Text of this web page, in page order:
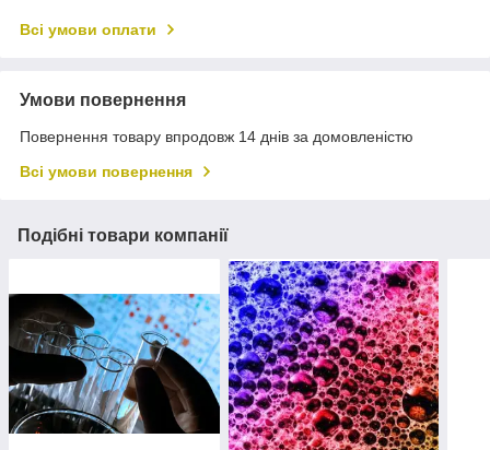
Всі умови оплати
Умови повернення
Повернення товару впродовж 14 днів за домовленістю
Всі умови повернення
Подібні товари компанії